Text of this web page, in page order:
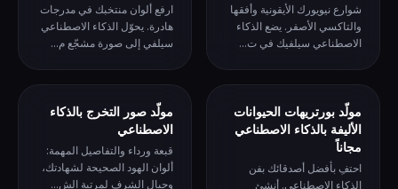
شوارع نيويورك الأيقونية وأفقها
والتاكسي الأصفر. يضع الذكاء
الاصطناعي سيلفيك في ت...
ارفع ألوان منتخبك في مدرجات
هادرة. يحوّل الذكاء الاصطناعي
سيلفي إلى صورة مشجّع م...
مولّد بورتريهات الحيوانات
الأليفة بالذكاء الاصطناعي
مجاناً
احتفِ بأفضل أصدقائك بفن
الذكاء الاصطناعي. أنشئ
مولّد صور التخرج بالذكاء
الاصطناعي
قبعة ورداء والتفاصيل المهمة:
ألوان الهود الصحيحة لشهادتك،
وحبال الشرف لمرتبة الش...